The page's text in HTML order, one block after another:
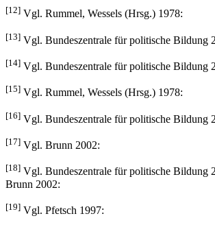
[12] Vgl. Rummel, Wessels (Hrsg.) 1978:
[13] Vgl. Bundeszentrale für politische Bildung
[14] Vgl. Bundeszentrale für politische Bildung
[15] Vgl. Rummel, Wessels (Hrsg.) 1978:
[16] Vgl. Bundeszentrale für politische Bildung
[17] Vgl. Brunn 2002:
[18] Vgl. Bundeszentrale für politische Bildung
Brunn 2002:
[19] Vgl. Pfetsch 1997: